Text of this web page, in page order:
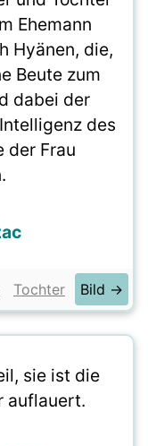
Ehemann
Hyänen, die,
Beute zum
dabei der
des
der Frau
Tochter Bild →
sie ist die
auflauert.